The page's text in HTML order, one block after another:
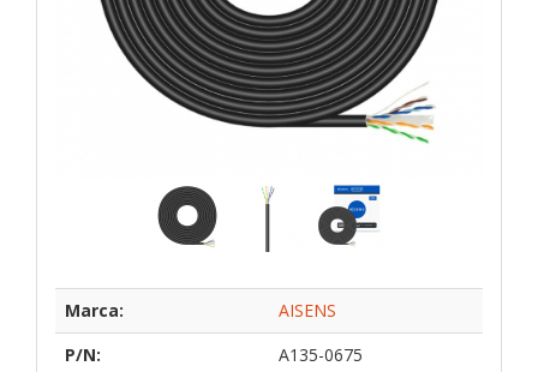
Marca:
AISENS
P/N:
A135-0675